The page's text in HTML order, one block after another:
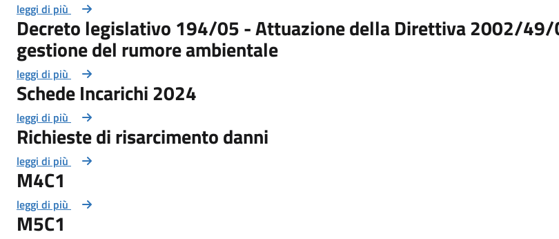
leggi di più
Decreto legislativo 194/05 - Attuazione della Direttiva 2002/49/
gestione del rumore ambientale
leggi di più
Schede Incarichi 2024
leggi di più
Richieste di risarcimento danni
leggi di più
M4C1
leggi di più
M5C1